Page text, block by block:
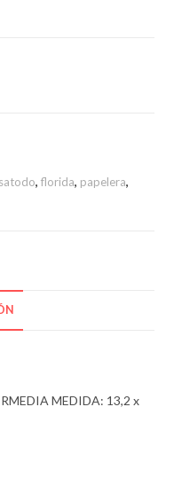
,florida, papelera,
MEDIDA: 13,2 x